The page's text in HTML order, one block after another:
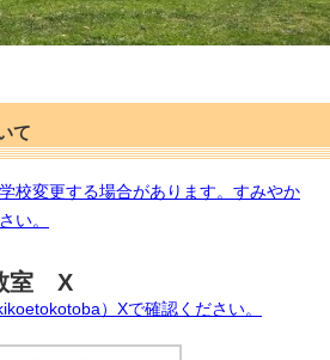
て
校変更する場合があります。すみやか
い。
室 X
）Xで確認ください。